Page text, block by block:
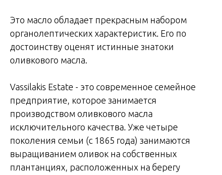
Это масло обладает прекрасным набором
органолептических характеристик. Его по
достоинству оценят истинные знатоки
оливкового масла.
Vassilakis Estate - это современное семейное
предприятие, которое занимается
производством оливкового масла
исключительного качества. Уже четыре
поколения семьи (c 1865 года) занимаются
выращиванием оливок на собственных
плантанциях, расположенных на берегу